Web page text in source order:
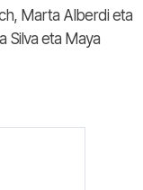
Marta Alberdi eta
Silva eta Maya